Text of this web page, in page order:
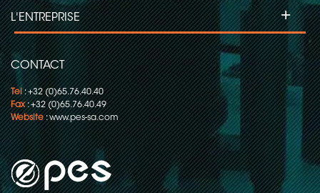
CONTACT
Tel: +32 (0)65.76.40.40
Fax: +32 (0)65.76.40.49
Website:www.pes-sa.com
L'ENTREPRISE +